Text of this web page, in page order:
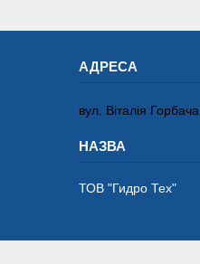
вул. Віталія
ТОВ "Гидро Тех"